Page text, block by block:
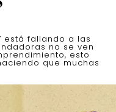
está fallando a las
no se ven
esto
que muchas